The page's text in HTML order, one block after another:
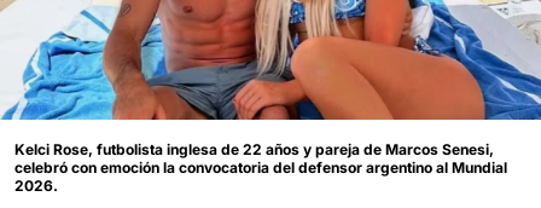
Kelci Rose, futbolista inglesa de 22 años y pareja de Marcos Senesi,
celebró con emoción la convocatoria del defensor argentino al Mundial
2026.